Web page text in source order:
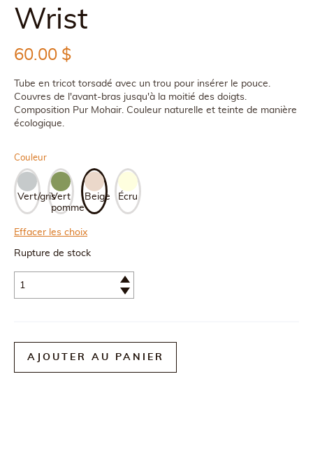
Wrist
60.00 $
Tube en tricot torsadé avec un trou pour insérer le pouce.
Couvres de l'avant-bras jusqu'à la moitié des doigts.
Composition Pur Mohair. Couleur naturelle et teinte de manière
écologique.
Couleur
Vert/grisVert
pomme
Beige Écru
Effacer les choix
Rupture de stock
AJOUTER AU PANIER